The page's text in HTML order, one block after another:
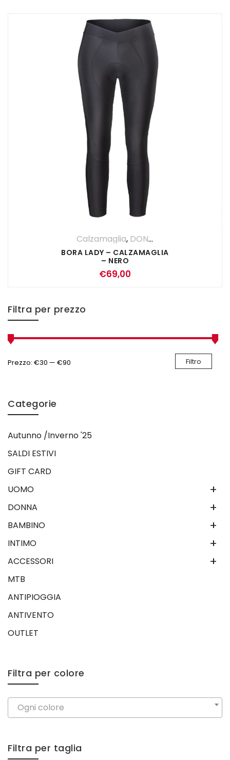
Calzamaglia, DONNA
BORA LADY – CALZAMAGLIA
– NERO
€69,00
Filtra per prezzo
Filtro
Prezzo: €30 — €90
Categorie
Autunno /Inverno '25
SALDI ESTIVI
GIFT CARD
+
UOMO
+
DONNA
+
BAMBINO
+
INTIMO
+
ACCESSORI
MTB
ANTIPIOGGIA
ANTIVENTO
OUTLET
Filtra per colore
Ogni colore
Filtra per taglia